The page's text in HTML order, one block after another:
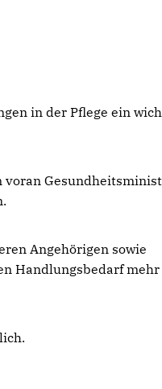
in der Pflege ein
voran
Angehörigen sowie
Handlungsbedarf